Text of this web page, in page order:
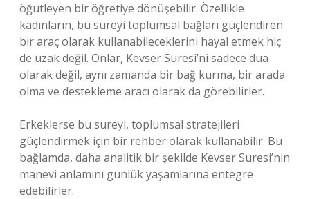
öğütleyen bir öğretiye dönüşebilir. Özellikle
kadınların, bu sureyi toplumsal bağları güçlendiren
bir araç olarak kullanabileceklerini hayal etmek hiç
de uzak değil. Onlar, Kevser Suresi’ni sadece dua
olarak değil, aynı zamanda bir bağ kurma, bir arada
olma ve destekleme aracı olarak da görebilirler.
Erkeklerse bu sureyi, toplumsal stratejileri
güçlendirmek için bir rehber olarak kullanabilir. Bu
bağlamda, daha analitik bir şekilde Kevser Suresi’nin
manevi anlamını günlük yaşamlarına entegre
edebilirler.